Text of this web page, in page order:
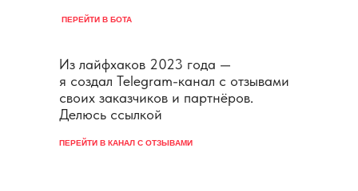
Из лайфхаков 2023 года —
я создал Telegram-канал с отзывами
своих заказчиков и партнёров.
Делюсь ссылкой
ПЕРЕЙТИ В КАНАЛ С ОТЗЫВАМИ
ПЕРЕЙТИ В БОТА